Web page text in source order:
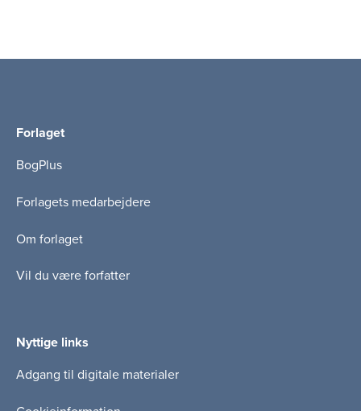
Forlaget
BogPlus
Forlagets medarbejdere
Om forlaget
Vil du være forfatter
Nyttige links
Adgang til digitale materialer